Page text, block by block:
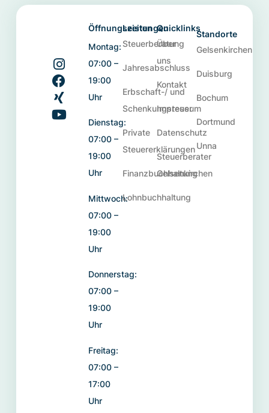
Öffnungszeiten
Montag:
07:00 –
19:00
Uhr
Dienstag:
07:00 –
19:00
Uhr
Mittwoch:
07:00 –
19:00
Uhr
Donnerstag:
07:00 –
19:00
Uhr
Freitag:
07:00 –
17:00
Uhr
Leistungen
Steuerberatung
Jahresabschluss
Erbschaft-/ und
Schenkungsteuer
Private
Steuererklärungen
Finanzbuchhaltung
Lohnbuchhaltung
Quicklinks
Über
uns
Kontakt
Impressum
Datenschutz
Steuerberater
Gelsenkirchen
Standorte
Gelsenkirchen
Duisburg
Bochum
Dortmund
Unna